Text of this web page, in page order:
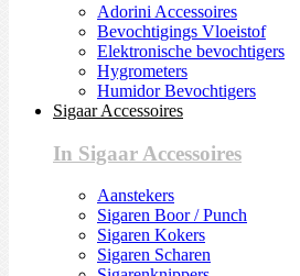
Adorini Accessoires
Bevochtigings Vloeistof
Elektronische bevochtigers
Hygrometers
Humidor Bevochtigers
Sigaar Accessoires
In Sigaar Accessoires
Aanstekers
Sigaren Boor / Punch
Sigaren Kokers
Sigaren Scharen